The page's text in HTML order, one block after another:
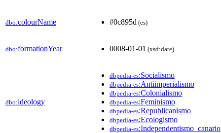
dbo:colourName #0c895d (es)
dbo:formationYear 0008-01-01 (xsd:date)
dbo:ideology
dbpedia-es:Socialismo
dbpedia-es:Antiimperialismo
dbpedia-es:Colonialismo
dbpedia-es:Feminismo
dbpedia-es:Republicanismo
dbpedia-es:Ecologismo
dbpedia-es:Independentismo_canario